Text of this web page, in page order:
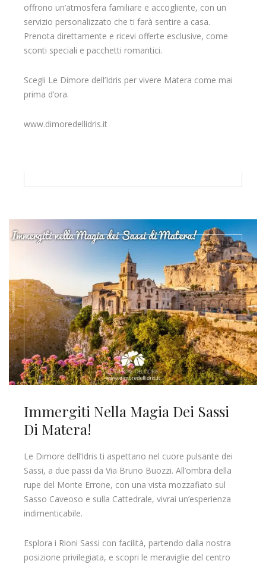
offrono un’atmosfera familiare e accogliente, con un
servizio personalizzato che ti farà sentire a casa.
Prenota direttamente e ricevi offerte esclusive, come
sconti speciali e pacchetti romantici.
Scegli Le Dimore dell’Idris per vivere Matera come mai
prima d’ora.
www.dimoredellidris.it
Immergiti Nella Magia Dei Sassi
Di Matera!
Le Dimore dell’Idris ti aspettano nel cuore pulsante dei
Sassi, a due passi da Via Bruno Buozzi. All’ombra della
rupe del Monte Errone, con una vista mozzafiato sul
Sasso Caveoso e sulla Cattedrale, vivrai un’esperienza
indimenticabile.
Esplora i Rioni Sassi con facilità, partendo dalla nostra
posizione privilegiata, e scopri le meraviglie del centro